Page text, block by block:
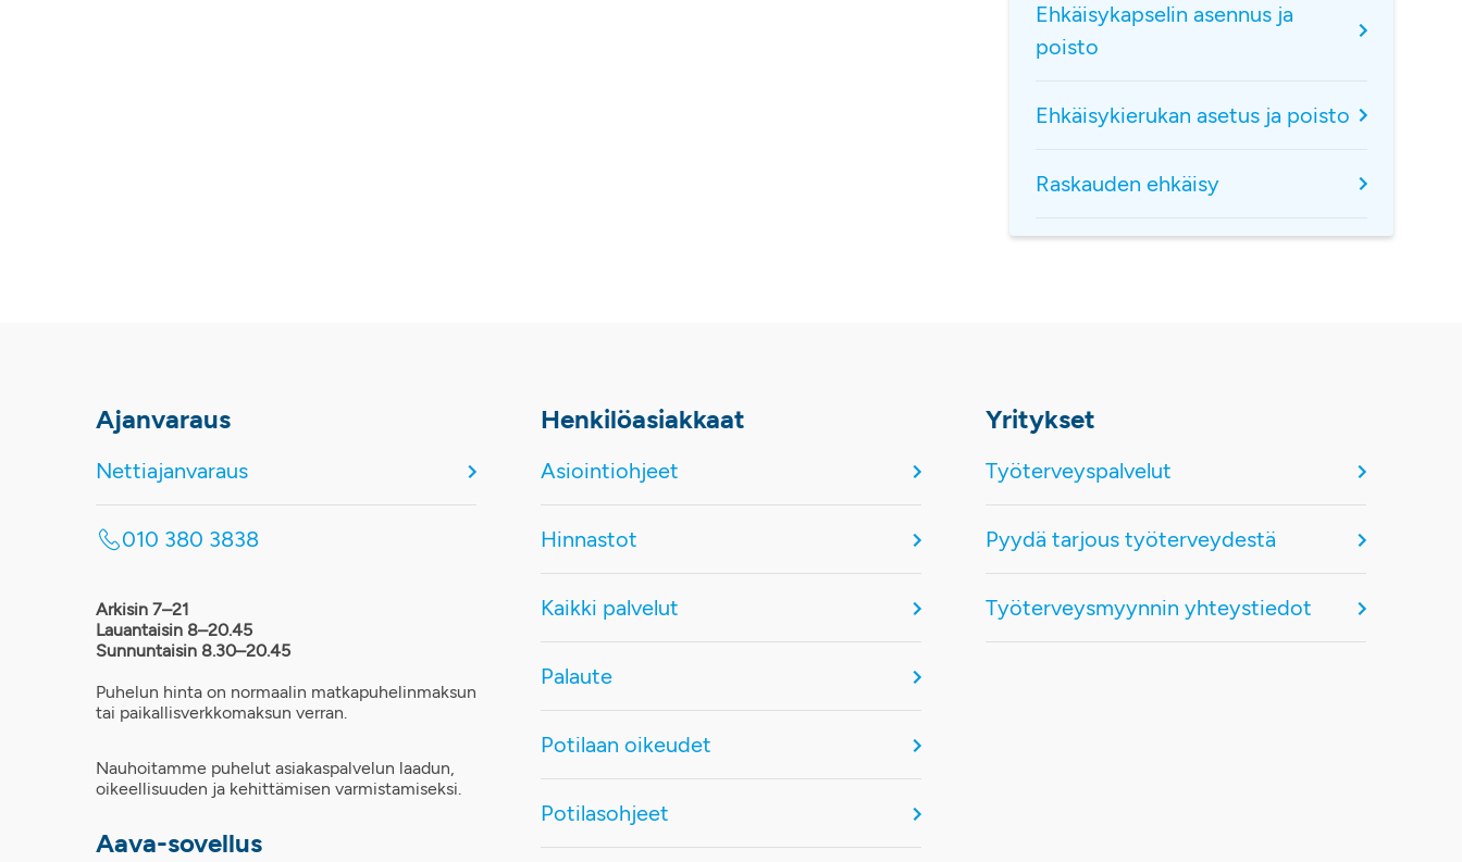
Ehkäisykapselin asennus ja
poisto
Ehkäisykierukan asetus ja poisto
Raskauden ehkäisy
Ajanvaraus
Nettiajanvaraus
010 380 3838
Arkisin 7–21
Lauantaisin 8–20.45
Sunnuntaisin 8.30–20.45
Puhelun hinta on normaalin matkapuhelinmaksun
tai paikallisverkkomaksun verran.
Nauhoitamme puhelut asiakaspalvelun laadun,
oikeellisuuden ja kehittämisen varmistamiseksi.
Aava-sovellus
Henkilöasiakkaat
Asiointiohjeet
Hinnastot
Kaikki palvelut
Palaute
Potilaan oikeudet
Potilasohjeet
Yritykset
Työterveyspalvelut
Pyydä tarjous työterveydestä
Työterveysmyynnin yhteystiedot